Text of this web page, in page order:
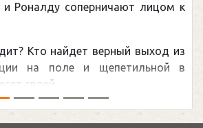
и Роналду соперничают лицом к
Кто найдет верный выход из
на поле и щепетильной в
своей ...